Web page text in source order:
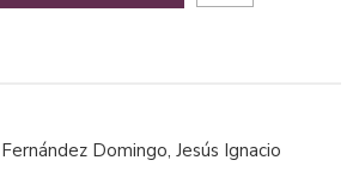
Fernández Domingo, Jesús Ignacio